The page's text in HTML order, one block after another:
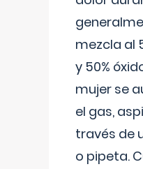
mezcla al
y 50%
mujer se
el gas,
través de
o pipeta.